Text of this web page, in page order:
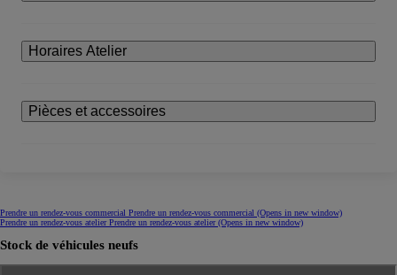
Horaires Atelier
Pièces et accessoires
Prendre un rendez-vous commercial Prendre un rendez-vous commercial (Opens in new window)
Prendre un rendez-vous atelierPrendre un rendez-vous atelier(Opens in new window)
Stock de véhicules neufs